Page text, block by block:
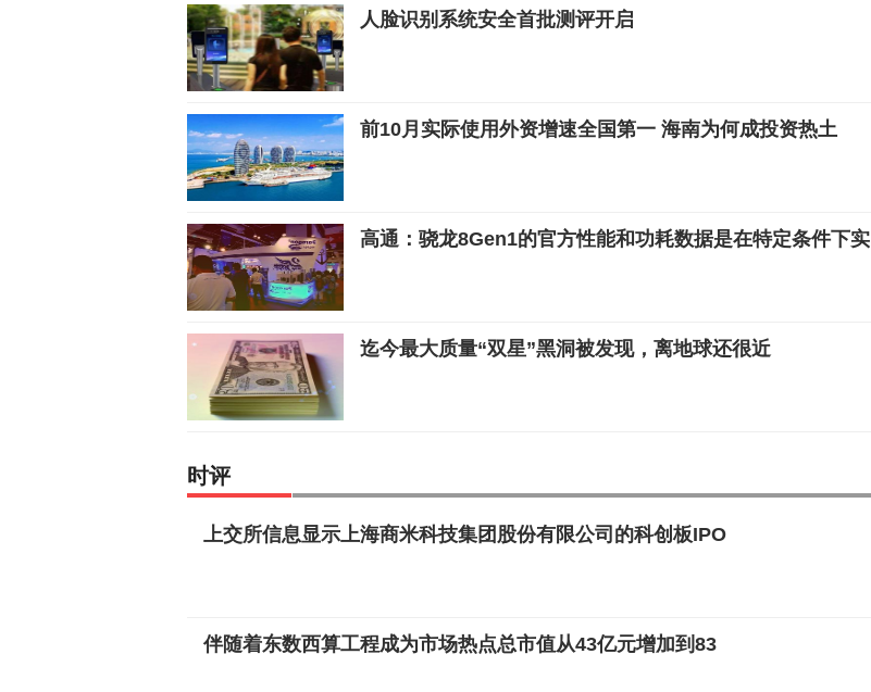
人脸识别系统安全首批测评开启
前10月实际使用外资增速全国第一 海南为何成投资热土
高通：骁龙8Gen1的官方性能和功耗数据是在特定条件下实
迄今最大质量“双星”黑洞被发现，离地球还很近
时评
上交所信息显示上海商米科技集团股份有限公司的科创板IPO
伴随着东数西算工程成为市场热点总市值从43亿元增加到83